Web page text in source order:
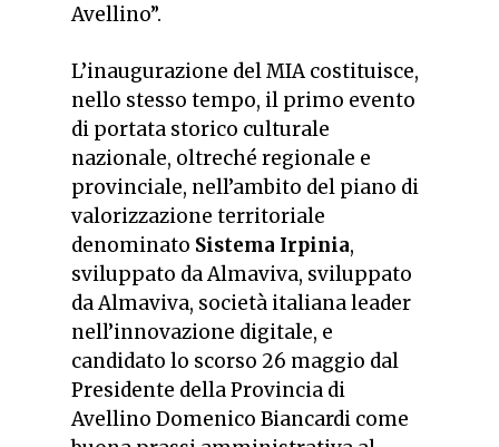
Avellino”.
L’inaugurazione del MIA costituisce,
nello stesso tempo, il primo evento
di portata storico culturale
nazionale, oltreché regionale e
provinciale, nell’ambito del piano di
valorizzazione territoriale
denominato Sistema Irpinia,
sviluppato da Almaviva, sviluppato
da Almaviva, società italiana leader
nell’innovazione digitale, e
candidato lo scorso 26 maggio dal
Presidente della Provincia di
Avellino Domenico Biancardi come